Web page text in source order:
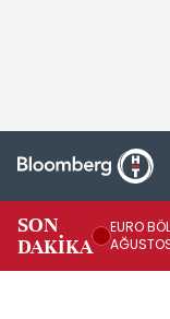
SON
DAKİKA
EURO